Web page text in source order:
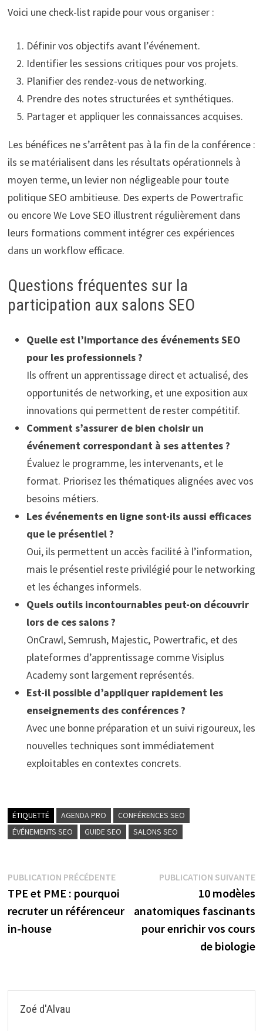
Voici une check-list rapide pour vous organiser :
Définir vos objectifs avant l’événement.
Identifier les sessions critiques pour vos projets.
Planifier des rendez-vous de networking.
Prendre des notes structurées et synthétiques.
Partager et appliquer les connaissances acquises.
Les bénéfices ne s’arrêtent pas à la fin de la conférence :
ils se matérialisent dans les résultats opérationnels à
moyen terme, un levier non négligeable pour toute
politique SEO ambitieuse. Des experts de Powertrafic
ou encore We Love SEO illustrent régulièrement dans
leurs formations comment intégrer ces expériences
dans un workflow efficace.
Questions fréquentes sur la
participation aux salons SEO
Quelle est l’importance des événements SEO
pour les professionnels ?
Ils offrent un apprentissage direct et actualisé, des
opportunités de networking, et une exposition aux
innovations qui permettent de rester compétitif.
Comment s’assurer de bien choisir un
événement correspondant à ses attentes ?
Évaluez le programme, les intervenants, et le
format. Priorisez les thématiques alignées avec vos
besoins métiers.
Les événements en ligne sont-ils aussi efficaces
que le présentiel ?
Oui, ils permettent un accès facilité à l’information,
mais le présentiel reste privilégié pour le networking
et les échanges informels.
Quels outils incontournables peut-on découvrir
lors de ces salons ?
OnCrawl, Semrush, Majestic, Powertrafic, et des
plateformes d’apprentissage comme Visiplus
Academy sont largement représentés.
Est-il possible d’appliquer rapidement les
enseignements des conférences ?
Avec une bonne préparation et un suivi rigoureux, les
nouvelles techniques sont immédiatement
exploitables en contextes concrets.
ÉTIQUETTÉ AGENDA PRO
CONFÉRENCES SEO
ÉVÉNEMENTS SEO
GUIDE SEO SALONS SEO
Navigation
de
l’article
PUBLICATION PRÉCÉDENTEPublication
précédente :
TPE et PME : pourquoi
recruter un référenceur
in-house
PUBLICATION SUIVANTE
10 modèles
anatomiques fascinants
pour enrichir vos cours
de biologie
Zoé d'Alvau